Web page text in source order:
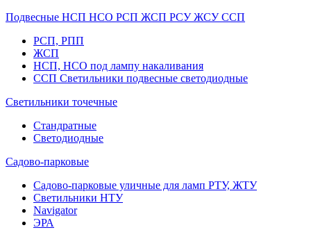
Подвесные НСП НСО РСП ЖСП РСУ ЖСУ ССП
РСП, РПП
ЖСП
НСП, НСО под лампу накаливания
ССП Светильники подвесные светодиодные
Светильники точечные
Стандратные
Светодиодные
Садово-парковые
Садово-парковые уличные для ламп РТУ, ЖТУ
Светильники НТУ
Navigator
ЭРА